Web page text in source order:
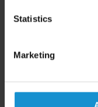
Statistics
Marketing
asociado en el
otro estudio